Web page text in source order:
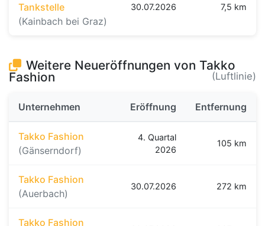
Tankstelle
(Kainbach bei Graz)
30.07.2026 7,5 km
Weitere Neueröffnungen von Takko
Fashion
(Luftlinie)
Unternehmen Eröffnung Entfernung
Takko Fashion
(Gänserndorf)
4. Quartal
2026
105 km
Takko Fashion
(Auerbach)
30.07.2026 272 km
Takko Fashion